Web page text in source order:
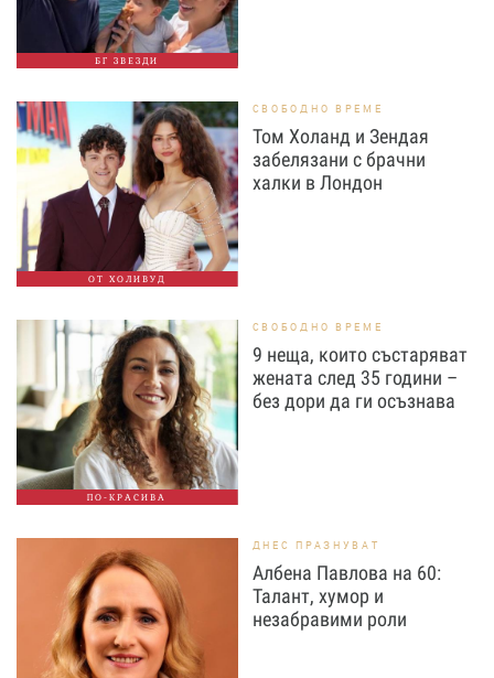
БГ ЗВЕЗДИ
ОТ ХОЛИВУД
СВОБОДНО ВРЕМЕ
Том Холанд и Зендая
забелязани с брачни
халки в Лондон
ПО-КРАСИВА
СВОБОДНО ВРЕМЕ
9 неща, които състаряват
жената след 35 години –
без дори да ги осъзнава
ДНЕС ПРАЗНУВАТ
Албена Павлова на 60:
Талант, хумор и
незабравими роли